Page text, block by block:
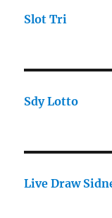
Slot Tri
Sdy Lotto
Live Draw